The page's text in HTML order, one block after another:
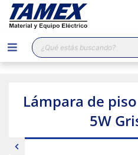
Búsqueda
de
productos
Lámpara de
5W